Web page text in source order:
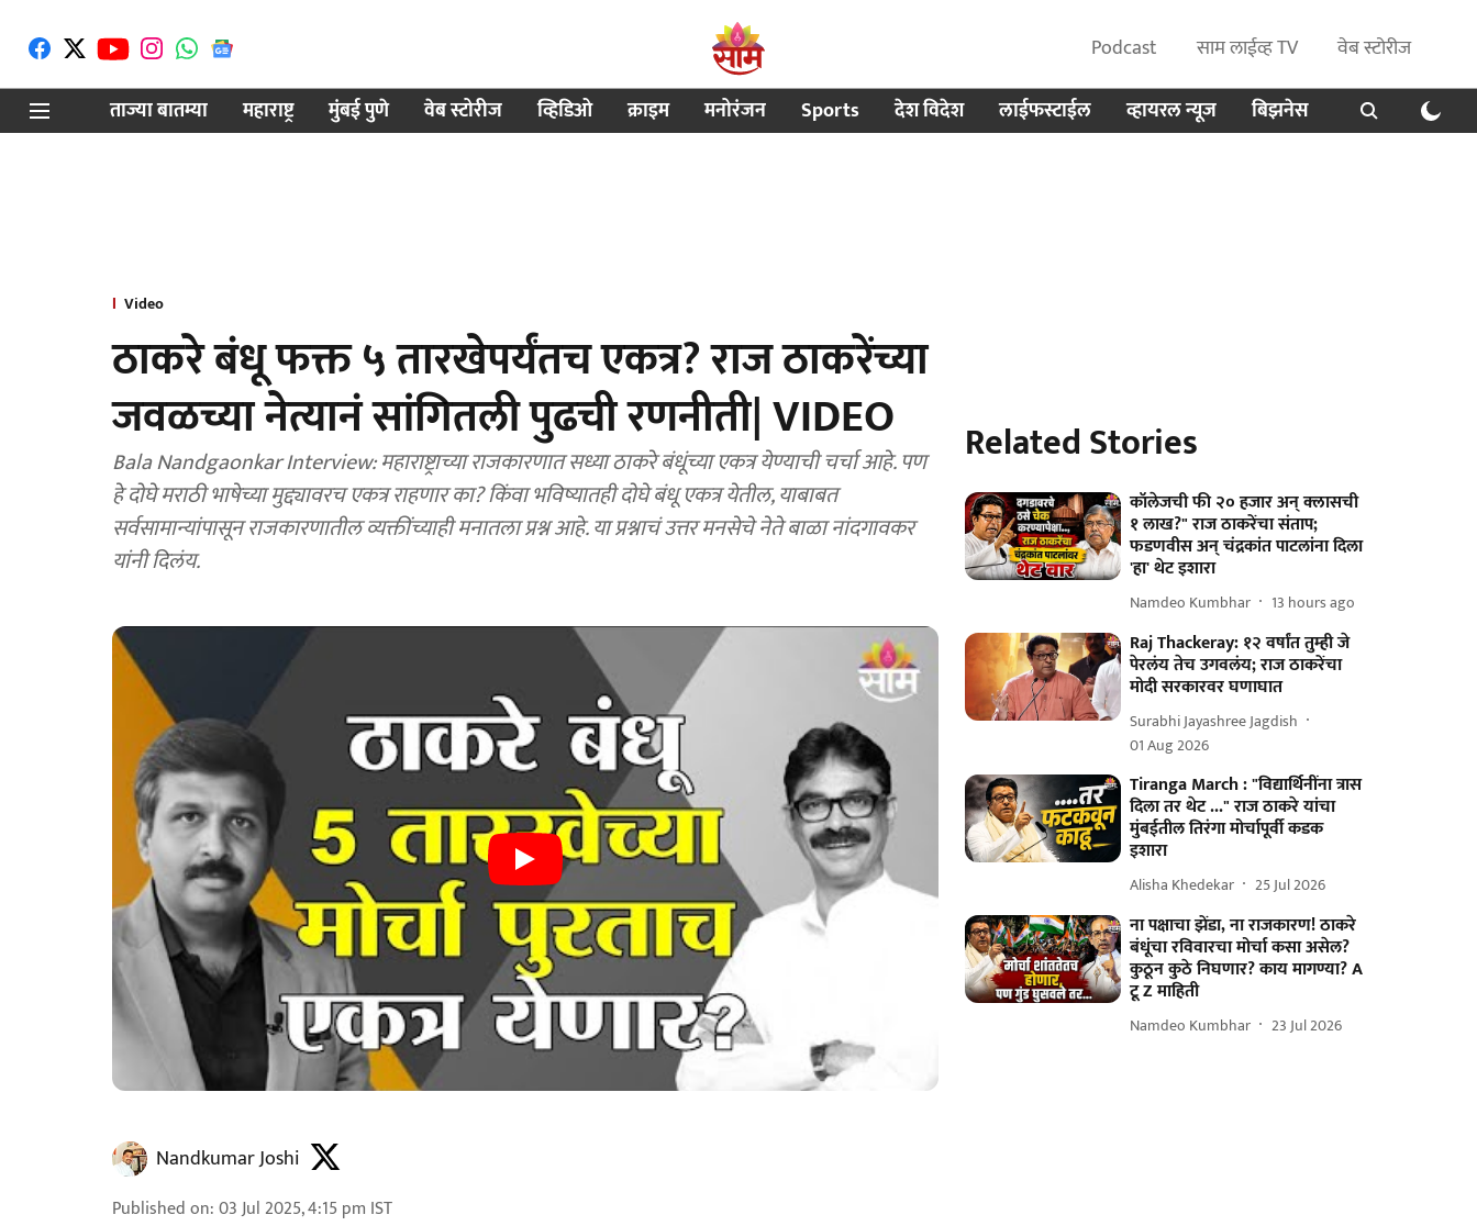
Podcast साम लाईव्ह TV
वेब स्टोरीज
ताज्या बातम्या
महाराष्ट्र मुंबई पुणे वेब स्टोरीज व्हिडिओ क्राइम मनोरंजन Sports देश विदेश लाईफस्टाईल व्हायरल न्यूज बिझनेस
Video
ठाकरे बंधू फक्त ५ तारखेपर्यंतच एकत्र? राज ठाकरेंच्या
जवळच्या नेत्यानं सांगितली पुढची रणनीती| VIDEO
Bala Nandgaonkar Interview: महाराष्ट्राच्या राजकारणात सध्या ठाकरे बंधूंच्या एकत्र येण्याची चर्चा आहे. पण
हे दोघे मराठी भाषेच्या मुद्द्यावरच एकत्र राहणार का? किंवा भविष्यातही दोघे बंधू एकत्र येतील, याबाबत
सर्वसामान्यांपासून राजकारणातील व्यक्तींच्याही मनातला प्रश्न आहे. या प्रश्नाचं उत्तर मनसेचे नेते बाळा नांदगावकर
यांनी दिलंय.
Nandkumar Joshi
Published on:03 Jul 2025, 4:15 pm IST
Related Stories
कॉलेजची फी २० हजार अन् क्लासची
१ लाख?" राज ठाकरेंचा संताप;
फडणवीस अन् चंद्रकांत पाटलांना दिला
'हा' थेट इशारा
Namdeo Kumbhar 13 hours ago
Raj Thackeray: १२ वर्षांत तुम्ही जे
पेरलंय तेच उगवलंय; राज ठाकरेंचा
मोदी सरकारवर घणाघात
Surabhi Jayashree Jagdish
01 Aug 2026
Tiranga March : "विद्यार्थिनींना त्रास
दिला तर थेट ..." राज ठाकरे यांचा
मुंबईतील तिरंगा मोर्चापूर्वी कडक
इशारा
Alisha Khedekar 25 Jul 2026
ना पक्षाचा झेंडा, ना राजकारण! ठाकरे
बंधूंचा रविवारचा मोर्चा कसा असेल?
कुठून कुठे निघणार? काय मागण्या? A
टू Z माहिती
Namdeo Kumbhar 23 Jul 2026